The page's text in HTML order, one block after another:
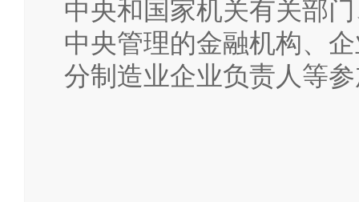
中央和国家机关有关部
中央管理的金融机构、
分制造业企业负责人等